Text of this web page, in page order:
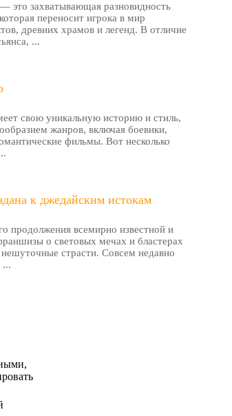
это захватывающая разновидность
переносит игрока в мир
древних храмов и легенд. В отличие
...
свою уникальную историю и стиль,
жанров, включая боевики,
фильмы. Вот несколько
к джедайским истокам
продолжения всемирно известной и
о световых мечах и бластерах
страсти. Совсем недавно
...